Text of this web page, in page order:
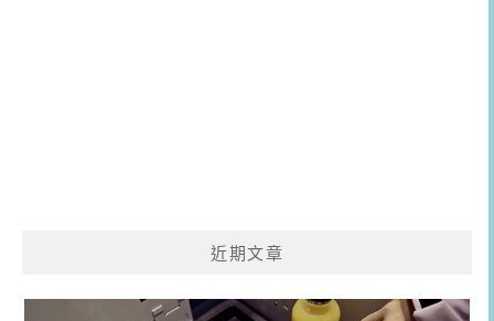
近期文章